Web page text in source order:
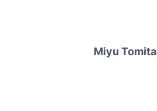
Miyu Tomita